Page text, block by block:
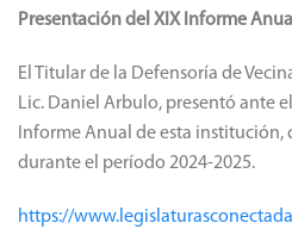
Presentación del XIX Informe
El Titular de la Defensoría de
Lic. Daniel Arbulo, presentó ante
Informe Anual de esta institución,
durante el período 2024-2025.
https://